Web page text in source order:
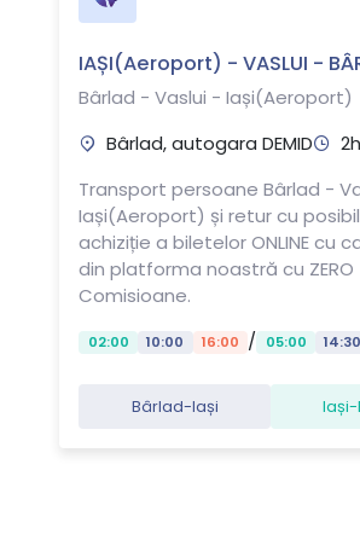
IAȘI(Aeroport) - VASLUI -
Bârlad - Vaslui - Iași(Aeroport)
Bârlad, autogara DEMID
Transport persoane Bârlad -
Iași(Aeroport) și retur cu
achiziție a biletelor ONLINE cu
din platforma noastră cu ZERO
Comisioane.
02:00 10:00 16:00 / 05:00 14:30
Bârlad-Iași